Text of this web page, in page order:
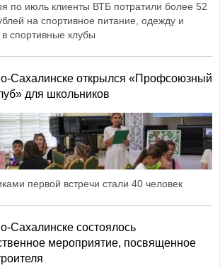
по июль клиенты ВТБ потратили более 52
на спортивное питание, одежду и
спортивные клубы
Сахалинске открылся «Профсоюзный
для школьников
первой встречи стали 40 человек
Сахалинске состоялось
мероприятие, посвященное